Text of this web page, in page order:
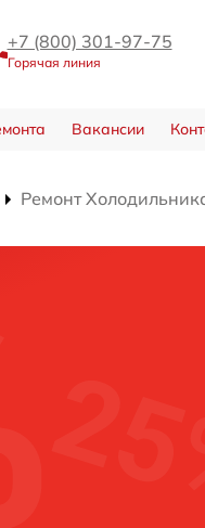
+7 (800) 301-97-75
Горячая линия
Вакансии
Ремонт